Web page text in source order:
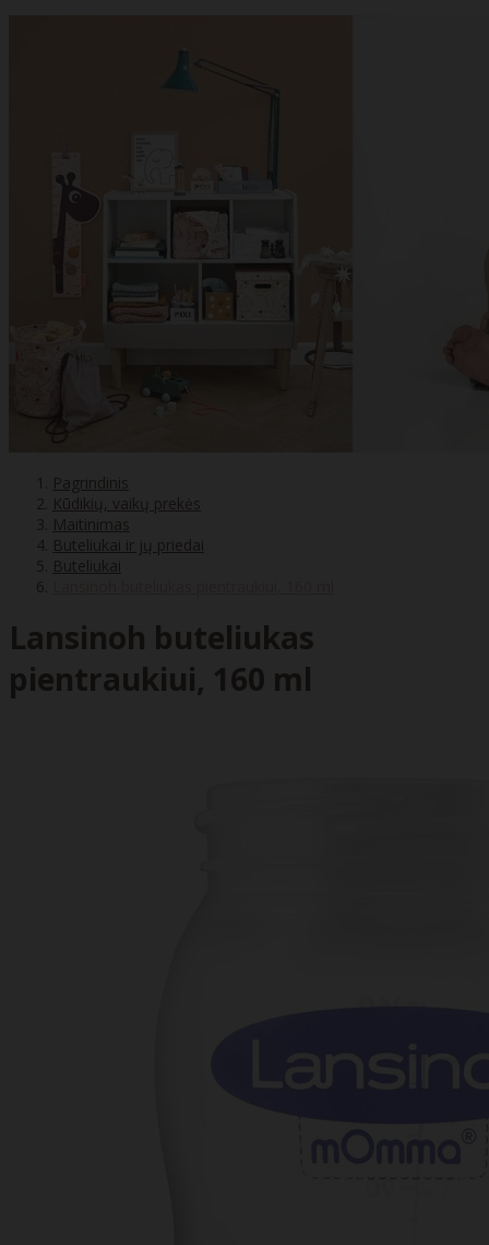
Pagrindinis
Kūdikių, vaikų prekės
Maitinimas
Buteliukai ir jų priedai
Buteliukai
Lansinoh buteliukas
pientraukiui, 160 ml